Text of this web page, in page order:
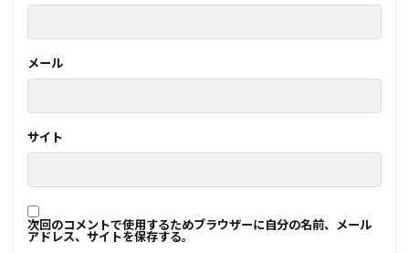
メール
サイト
次回のコメントで使用するためブラウザーに自分の名前、メール
アドレス、サイトを保存する。